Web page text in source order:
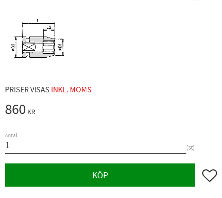
PRISER VISAS INKL. MOMS
860 KR
Antal
st
KÖP Lägg